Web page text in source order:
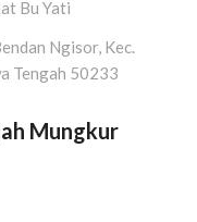
Bu Yati
Ngisor, Kec.
Tengah 50233
Mungkur